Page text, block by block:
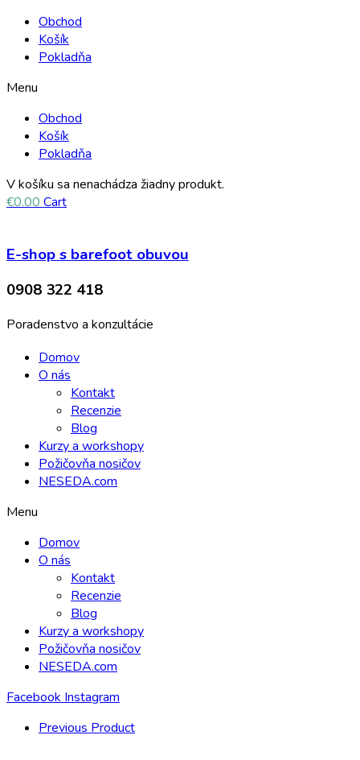
Obchod
Košík
Pokladňa
Menu
Obchod
Košík
Pokladňa
V košíku sa nenachádza žiadny produkt.
€0.00 Cart
E-shop s barefoot obuvou
0908 322 418
Poradenstvo a konzultácie
Domov
O nás
Kontakt
Recenzie
Blog
Kurzy a workshopy
Požičovňa nosičov
NESEDA.com
Menu
Domov
O nás
Kontakt
Recenzie
Blog
Kurzy a workshopy
Požičovňa nosičov
NESEDA.com
Facebook Instagram
Previous Product